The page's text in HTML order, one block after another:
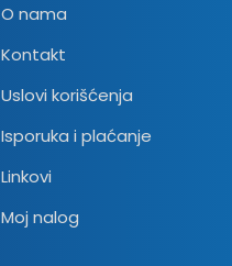
O nama
Kontakt
Uslovi korišćenja
Isporuka i plaćanje
Linkovi
Moj nalog